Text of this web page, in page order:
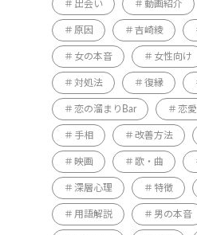
出会い 動画紹介
原因 吉崎綾
女の本音 女性向け
対処法 復縁
恋の溜まりBar 恋愛
手相 改善方法
映画 歌・曲
深層心理 特徴
用語解説 男の本音